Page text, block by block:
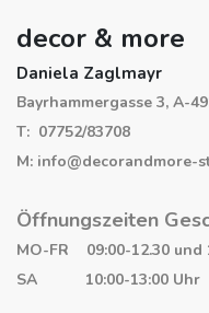
decor & more
Daniela Zaglmayr
Bayrhammergasse 3, A-
T: 07752/83708
M: info@decorandmore-
Öffnungszeiten
MO-FR 09:00-12.30 und
SA 10:00-13:00 Uhr